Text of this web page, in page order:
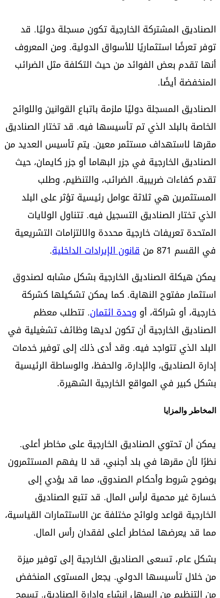
الصناديق المشتركة الخارجية تكون مسجلة دوليًا. قد
توفر تعرضًا استثماريًا للأسواق الدولية. ومن المعروف
أنها تقدم بعض الفوائد من حيث التكلفة مثل الضرائب
المنخفضة أيضًا.
الصناديق المسجلة دوليًا ملزمة باتباع القوانين واللوائح
الخاصة بالبلد الذي تم تأسيسها فيه. قد تختار الصناديق
مقرها لاستهداف مستثمر معين. يتم تأسيس العديد من
الصناديق الخارجية في جزر البهاما أو جزر كايمان، حيث
تقدم كفاءات ضريبية. الضرائب، والتنظيم، وطلب
المستثمرين هي ثلاثة عوامل رئيسية تؤثر على البلد
الذي تختار الصناديق التسجيل فيه. تتناول الولايات
المتحدة تعريفات خارجية محددة والالتزامات التشريعية
في القسم 871 من
قانون الإيرادات الداخلية.
يمكن هيكلة الصناديق الخارجية بشكل مشابه لصندوق
استثمار مفتوح النهاية. كما يمكن تشكيلها كشركة
خارجية، أو شراكة، أو وحدة ائتمان. تتطلب معظم
الصناديق الخارجية أن تكون لديها وظائف تشغيلية في
البلد الذي تتواجد فيه. وقد أدى ذلك إلى توفير خدمات
إدارة الصناديق، والإدارة، والحفظ، والوساطة الرئيسية
بشكل كبير في المواقع الخارجية الشهيرة.
المخاطر والمزايا
يمكن أن تحتوي الصناديق الخارجية على مخاطر أعلى.
نظرًا لأن مقرها في بلد أجنبي، قد لا يفهم المستثمرون
بوضوح شروط وأحكام الصندوق، مما قد يؤدي إلى
خسارة غير محمية لرأس المال. قد تتبع الصناديق
الخارجية قواعد ولوائح مختلفة عن الاستثمارات القياسية،
مما قد يعرضها لمخاطر أعلى لفقدان رأس المال.
بشكل عام، تسعى الصناديق الخارجية إلى توفير ميزة
من خلال تأسيسها الدولي. يجعل المستوى المنخفض
من التنظيم من السهل إنشاء وإدارة الصناديق. تسمح